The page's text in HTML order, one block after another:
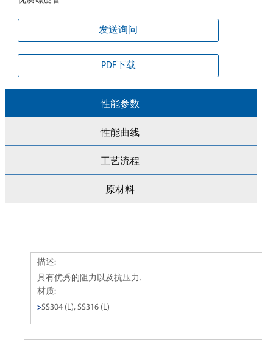
发送询问
PDF下载
性能参数
性能曲线
工艺流程
原材料
描述:
具有优秀的阻力以及抗压力.
材质:
> SS304 (L), SS316 (L)